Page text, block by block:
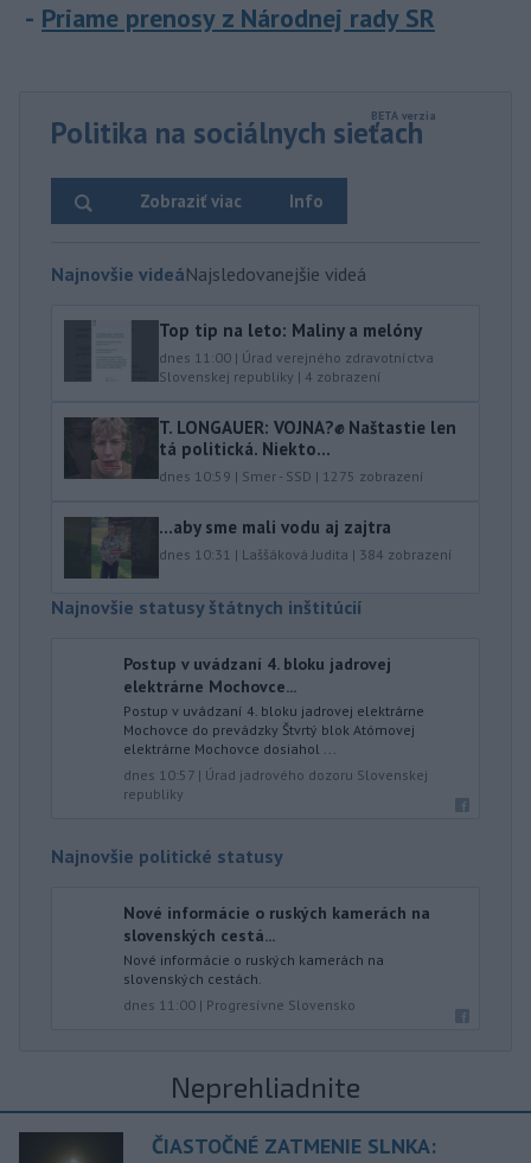
Priame prenosy z Národnej rady SR
Politika na sociálnych sieťach
Info
Zobraziť viac
Najnovšie videáNajsledovanejšie videá
Top tip na leto: Maliny a melóny
dnes 11:00 | Úrad verejného zdravotníctva
Slovenskej republiky | 4 zobrazení
T. LONGAUER: VOJNA?✊ Naštastie len
tá politická. Niekto...
dnes 10:59 | Smer - SSD | 1275 zobrazení
...aby sme mali vodu aj zajtra
dnes 10:31 | Laššáková Judita | 384 zobrazení
Najnovšie statusy štátnych inštitúcií
Postup v uvádzaní 4. bloku jadrovej
elektrárne Mochovce...
Postup v uvádzaní 4. bloku jadrovej elektrárne
Mochovce do prevádzky Štvrtý blok Atómovej
elektrárne Mochovce dosiahol ...
dnes 10:57 | Úrad jadrového dozoru Slovenskej
republiky
Najnovšie politické statusy
Nové informácie o ruských kamerách na
slovenských cestá...
Nové informácie o ruských kamerách na
slovenských cestách.
dnes 11:00 | Progresívne Slovensko
Neprehliadnite
ČIASTOČNÉ ZATMENIE SLNKA: